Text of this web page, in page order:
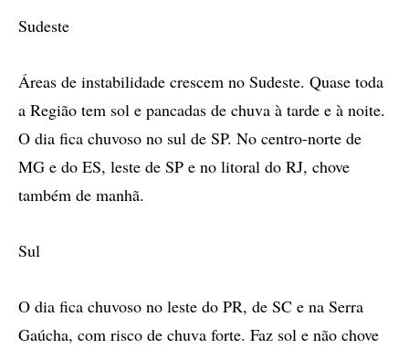
Sudeste
Áreas de instabilidade crescem no Sudeste. Quase toda
a Região tem sol e pancadas de chuva à tarde e à noite.
O dia fica chuvoso no sul de SP. No centro-norte de
MG e do ES, leste de SP e no litoral do RJ, chove
também de manhã.
Sul
O dia fica chuvoso no leste do PR, de SC e na Serra
Gaúcha, com risco de chuva forte. Faz sol e não chove